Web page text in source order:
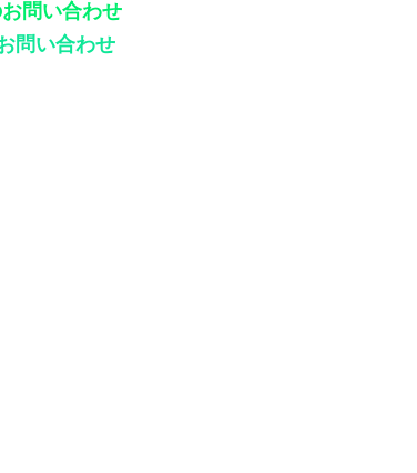
問い合わせ
問い合わせ